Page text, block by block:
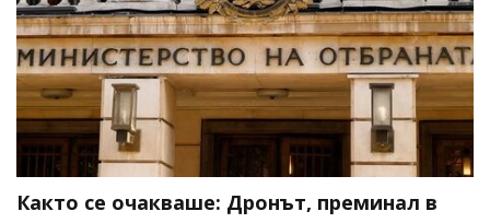
Както се очакваше: Дронът, преминал в